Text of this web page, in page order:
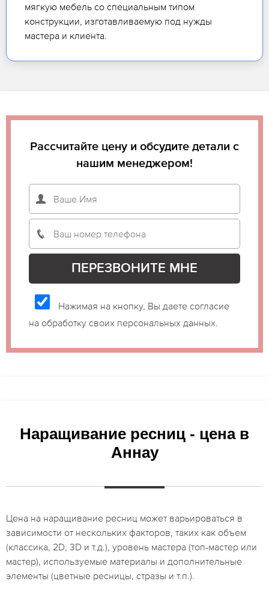
мягкую мебель со специальным типом
конструкции, изготавливаемую под нужды
мастера и клиента.
Рассчитайте цену и обсудите детали с
нашим менеджером!
Нажимая на кнопку, Вы даете согласие
на обработку своих персональных данных.
Наращивание ресниц - цена в
Аннау
Цена на наращивание ресниц может варьироваться в
зависимости от нескольких факторов, таких как объем
(классика, 2D, 3D и т.д.), уровень мастера (топ-мастер или
мастер), используемые материалы и дополнительные
элементы (цветные ресницы, стразы и т.п.).